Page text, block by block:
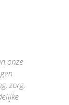
onze
zorg,